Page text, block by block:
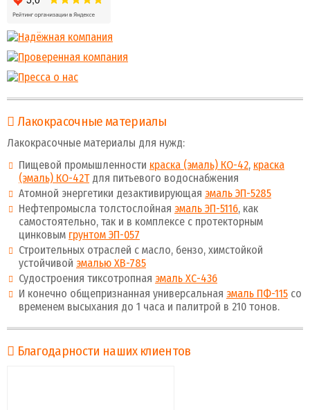
Лакокрасочные материалы
Лакокрасочные материалы для нужд:
Пищевой промышленности краска (эмаль) КО-42, краска
(эмаль) КО-42Тдля питьевого водоснабжения
Атомной энергетики дезактивирующая эмаль ЭП-5285
Нефтепромысла толстослойная эмаль ЭП-5116, как
самостоятельно, так и в комплексе с протекторным
цинковым грунтом ЭП-057
Строительных отраслей с масло, бензо, химстойкой
устойчивой эмалью ХВ-785
Судостроения тиксотропная эмаль ХС-436
И конечно общепризнанная универсальная эмаль ПФ-115 со
временем высыхания до 1 часа и палитрой в 210 тонов.
Благодарности наших клиентов